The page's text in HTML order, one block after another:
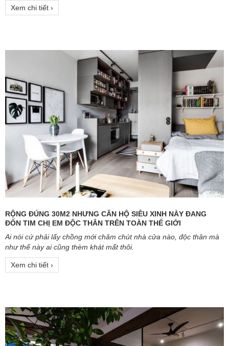
Xem chi tiết ›
RỘNG ĐÚNG 30M2 NHƯNG CĂN HỘ SIÊU XINH NÀY ĐANG
ĐỐN TIM CHỊ EM ĐỘC THÂN TRÊN TOÀN THẾ GIỚI
Ai nói cứ phải lấy chồng mới chăm chút nhà cửa nào, độc thân mà
như thế này ai cũng thèm khát mất thôi.
Xem chi tiết ›